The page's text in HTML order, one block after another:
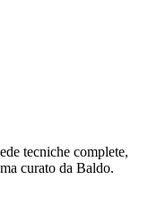
tecniche complete,
curato da Baldo.